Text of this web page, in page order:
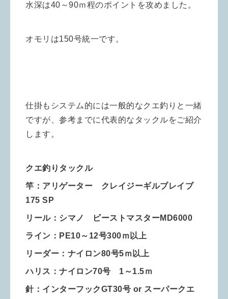
水深は40～90ｍ程のポイントを攻めました。
オモリは150号統一です。
仕掛もシステム的には一般的なクエ釣りと一緒
ですが、参考までに代表的なタックルをご紹介
します。
クエ釣りタックル
竿：アリゲーター クレイジーギルブレイブ
175 SP
リール：シマノ ビーストマスターMD6000
ライン：PE10～12号300ｍ以上
リーダー：ナイロン80号5ｍ以上
ハリス：ナイロン70号 1～1.5ｍ
針：インターフックGT30号 or スーパークエ